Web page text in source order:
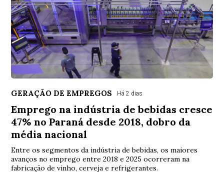
GERAÇÃO DE EMPREGOS Há 2 dias
Emprego na indústria de bebidas cresce
47% no Paraná desde 2018, dobro da
média nacional
Entre os segmentos da indústria de bebidas, os maiores
avanços no emprego entre 2018 e 2025 ocorreram na
fabricação de vinho, cerveja e refrigerantes.